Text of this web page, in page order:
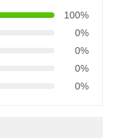
100%
0%
0%
0%
0%